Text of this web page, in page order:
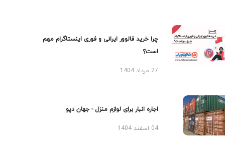
چرا خرید فالوور ایرانی و فوری اینستاگرام مهم
است؟
27 مرداد 1404
اجاره انبار برای لوازم منزل - جهان دپو
04 اسفند 1404